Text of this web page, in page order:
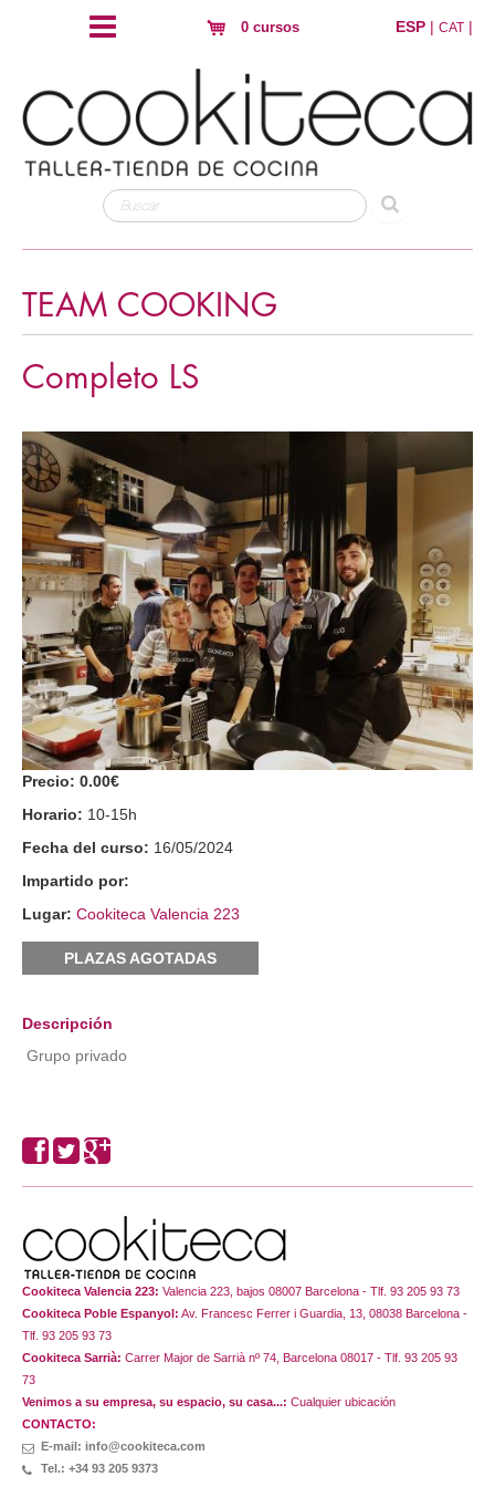
0 cursos ESP | CAT |
TEAM COOKING
Completo LS
Precio: 0.00€
Horario: 10-15h
Fecha del curso: 16/05/2024
Impartido por:
Lugar: Cookiteca Valencia 223
PLAZAS AGOTADAS
Descripción
Grupo privado
Cookiteca Valencia 223: Valencia 223, bajos 08007 Barcelona - Tlf. 93 205 93 73
Cookiteca Poble Espanyol: Av. Francesc Ferrer i Guardia, 13, 08038 Barcelona -
Tlf. 93 205 93 73
Cookiteca Sarrià: Carrer Major de Sarrià nº 74, Barcelona 08017 - Tlf. 93 205 93
73
Venimos a su empresa, su espacio, su casa...: Cualquier ubicación
CONTACTO:
E-mail: info@cookiteca.com
Tel.: +34 93 205 9373